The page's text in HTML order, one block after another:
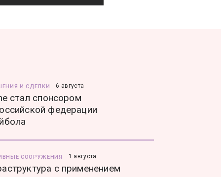
И СДЕЛКИ 6 августа
стал спонсором
федерации
СООРУЖЕНИЯ 1 августа
с применением